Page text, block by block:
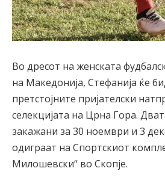
Во дресот на женската
на Македонија, Стефанија ќе
претстојните пријателски
селекцијата на Црна Гора.
закажани за 30 ноември и 3
одиграат на Спортскиот
Милошевски“ во Скопје.